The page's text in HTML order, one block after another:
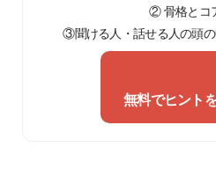
② 骨格とコ
③聞ける人・話せる人の頭の
無料でヒント